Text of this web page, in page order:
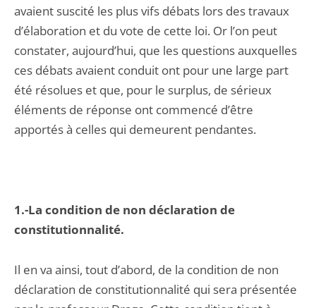
avaient suscité les plus vifs débats lors des travaux
d’élaboration et du vote de cette loi. Or l’on peut
constater, aujourd’hui, que les questions auxquelles
ces débats avaient conduit ont pour une large part
été résolues et que, pour le surplus, de sérieux
éléments de réponse ont commencé d’être
apportés à celles qui demeurent pendantes.
1.-La condition de non déclaration de
constitutionnalité.
Il en va ainsi, tout d’abord, de la condition de non
déclaration de constitutionnalité qui sera présentée